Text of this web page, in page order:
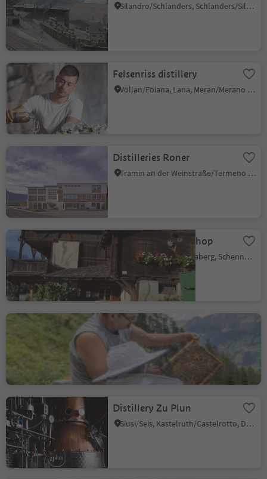
Silandro/Schlanders, Schlanders/Silandro, Vinschgau/Val Venosta
Felsenriss distillery
Völlan/Foiana, Lana, Meran/Merano and environs
Distilleries Roner
Tramin an der Weinstraße/Termeno sulla Strada del Vino, Alto Adige Wine Road
Gröberhof - farm shop
Monte Scena/Schennaberg, Schenna/Scena, Meran/Merano and environs
Beekeeping Martin Longo
Distillery Zu Plun
Siusi/Seis, Kastelruth/Castelrotto, Dolomites Region Seiser Alm